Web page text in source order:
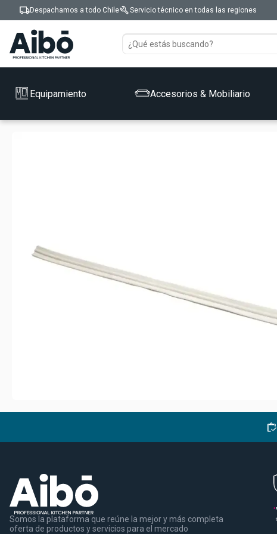
local_shippingDespachamos a todo ChilebuildServicio técnico en todas las regiones
Equipamiento Accesorios & Mobiliario
inventory
Somos la plataforma que reúne la mejor y más completa
oferta de productos y servicios para el mercado